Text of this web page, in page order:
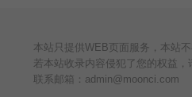
本站只提供WEB页面服务，本站
若本站收录内容侵犯了您的权益，
联系邮箱：admin@moonci.com